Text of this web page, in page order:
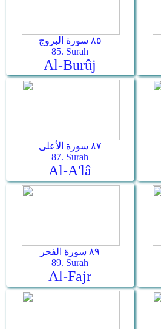
٨٥ سورة البروج
85. Surah
Al-Burûj
٨٧ سورة الأعلى
87. Surah
Al-A'lâ
٨٩ سورة الفجر
89. Surah
Al-Fajr